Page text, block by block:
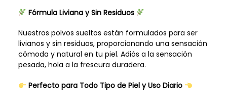
Fórmula Liviana y Sin Residuos
Nuestros polvos sueltos están formulados para ser
livianos y sin residuos, proporcionando una sensación
cómoda y natural en tu piel. Adiós a la sensación
pesada, hola a la frescura duradera.
Perfecto para Todo Tipo de Piel y Uso Diario